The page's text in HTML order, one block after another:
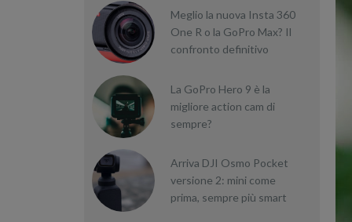
Meglio la nuova Insta 360
One R o la GoPro Max? Il
confronto definitivo
La GoPro Hero 9 è la
migliore action cam di
sempre?
Arriva DJI Osmo Pocket
versione 2: mini come
prima, sempre più smart